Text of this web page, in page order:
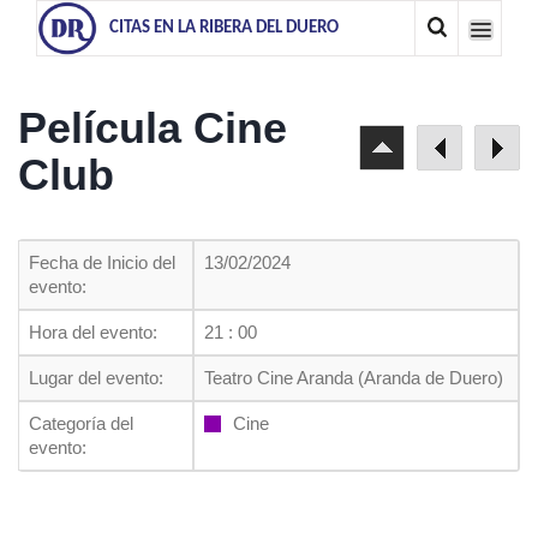
CITAS EN LA RIBERA DEL DUERO
Película Cine
Club
Fecha de Inicio del
evento:
13/02/2024
Hora del evento: 21 : 00
Lugar del evento: Teatro Cine Aranda (Aranda de Duero)
Categoría del
evento:
Cine